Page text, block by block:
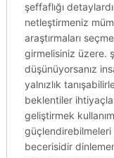
şeffaflığı
netleştirmeniz
araştırmaları
girmelisiniz üzere.
düşünüyorsanız
yalnızlık
beklentiler
geliştirmek
becerisidir